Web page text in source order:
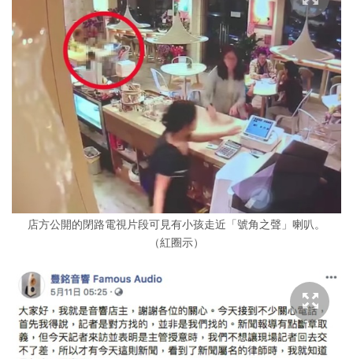
店方公開的閉路電視片段可見有小孩走近「號角之聲」喇叭。
（紅圈示）